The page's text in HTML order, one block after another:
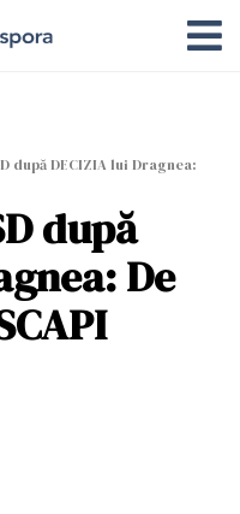
după DECIZIA lui Dragnea:
după
De